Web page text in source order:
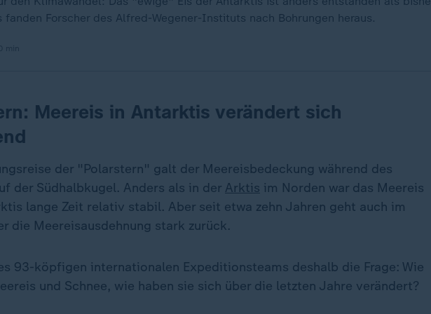
fanden Forscher des Alfred-Wegener-Instituts nach Bohrungen heraus.
Meereis in Antarktis verändert sich
der "Polarstern" galt der Meereisbedeckung während des
der Südhalbkugel. Anders als in der Arktis im Norden war das Meereis
lange Zeit relativ stabil. Aber seit etwa zehn Jahren geht auch im
die Meereisausdehnung stark zurück.
93-köpfigen internationalen Expeditionsteams deshalb die Frage: Wie
und Schnee, wie haben sie sich über die letzten Jahre verändert?